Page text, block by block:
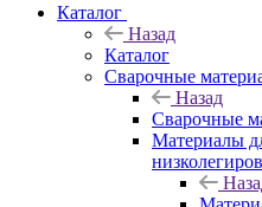
Каталог
Назад
Каталог
Сварочные
Назад
Сварочные
Материалы